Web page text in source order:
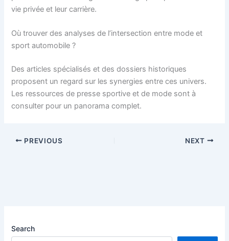
vie privée et leur carrière.
Où trouver des analyses de l’intersection entre mode et
sport automobile ?
Des articles spécialisés et des dossiers historiques
proposent un regard sur les synergies entre ces univers.
Les ressources de presse sportive et de mode sont à
consulter pour un panorama complet.
PREVIOUS NEXT
Search